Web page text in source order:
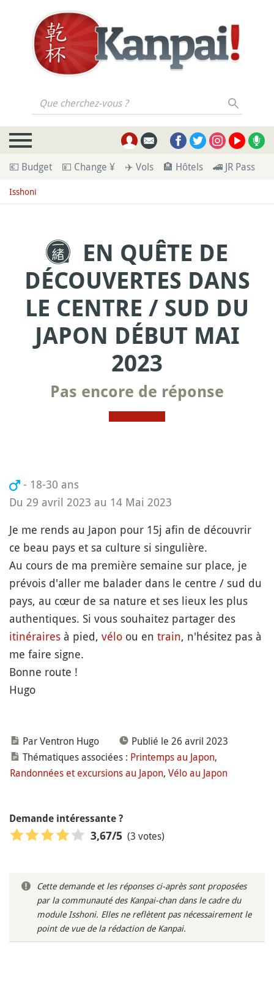
Que cherchez-vous ?
💶 Budget 💴 Change ¥ ✈️ Vols 🏨 Hôtels 🚄 JR Pass
Isshoni
EN QUÊTE DE
DÉCOUVERTES DANS
LE CENTRE / SUD DU
JAPON DÉBUT MAI
2023
Pas encore de réponse
- 18-30 ans
Du 29 avril 2023 au 14 Mai 2023
Je me rends au Japon pour 15j afin de découvrir
ce beau pays et sa culture si singulière.
Au cours de ma première semaine sur place, je
prévois d'aller me balader dans le centre / sud du
pays, au cœur de sa nature et ses lieux les plus
authentiques. Si vous souhaitez partager des
itinéraires à pied, vélo ou en train, n'hésitez pas à
me faire signe.
Bonne route !
Hugo
Par Ventron Hugo
Publié le 26 avril 2023
Thématiques associées : Printemps au Japon,
Randonnées et excursions au Japon, Vélo au Japon
Demande intéressante ?
3,67/5 (3 votes)
Cette demande et les réponses ci-après sont proposées
par la communauté des Kanpai-chan dans le cadre du
module Isshoni. Elles ne reflètent pas nécessairement le
point de vue de la rédaction de Kanpai.